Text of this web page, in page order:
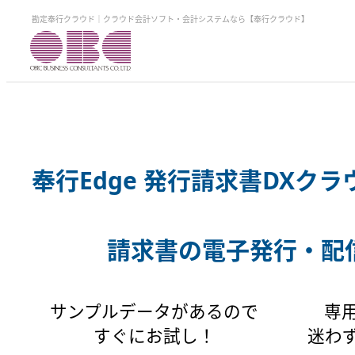
勘定奉行クラウド｜クラウド会計ソフト・会計システムなら【奉行クラウド】
奉行Edge 発行請求書DXク
請求書の電子発行・
サンプルデータがあるので
すぐにお試し！
専
迷わ